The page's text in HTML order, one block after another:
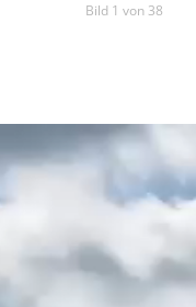
Bild 1 von 38